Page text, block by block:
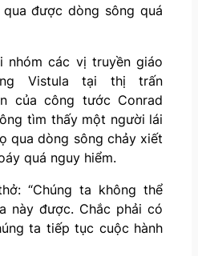
được dòng sông quá
nhóm các vị truyền giáo
Vistula tại thị trấn
của công tước Conrad
tìm thấy một người lái
qua dòng sông chảy xiết
quá nguy hiểm.
“Chúng ta không thể
này được. Chắc phải có
ta tiếp tục cuộc hành